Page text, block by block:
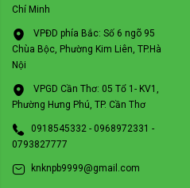
Chí Minh
VPĐD phía Bắc: Số 6 ngõ 95
Chùa Bộc, Phường Kim Liên, TP.Hà
Nội
VPGD Cần Thơ: 05 Tổ 1- KV1,
Phường Hưng Phú, TP. Cần Thơ
0918545332 - 0968972331 -
0793827777
knknpb9999@gmail.com